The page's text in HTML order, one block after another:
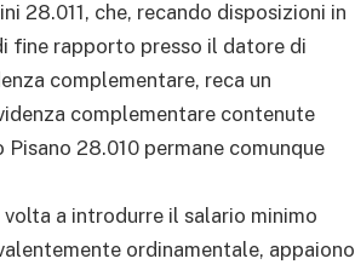
28.011, che, recando disposizioni in
fine rapporto presso il datore di
complementare, reca un
complementare contenute
28.010 permane comunque
a introdurre il salario minimo
ordinamentale, appaiono